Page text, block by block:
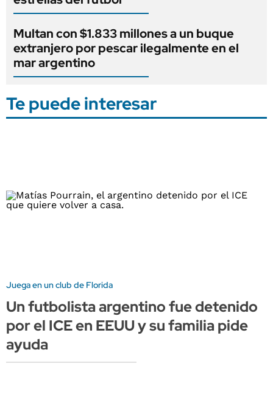
Multan con $1.833 millones a un buque
extranjero por pescar ilegalmente en el
mar argentino
Te puede interesar
Juega en un club de Florida
Un futbolista argentino fue detenido
por el ICE en EEUU y su familia pide
ayuda